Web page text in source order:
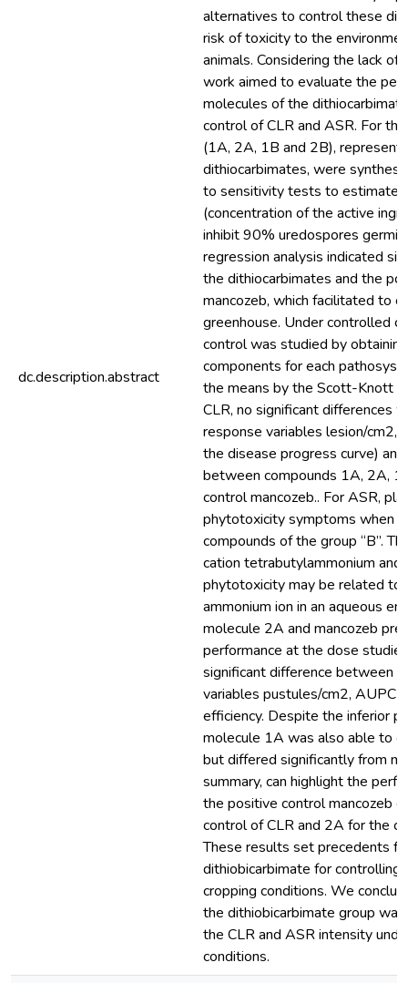
dc.description.abstract
alternatives to control these
risk of toxicity to the
animals. Considering the lack of
work aimed to evaluate the
molecules of the
control of CLR and ASR. For
(1A, 2A, 1B and 2B),
dithiocarbimates, were
to sensitivity tests to estimate
(concentration of the active
inhibit 90% uredospores
regression analysis indicated
the dithiocarbimates and the
mancozeb, which facilitated to
greenhouse. Under controlled
control was studied by
components for each
the means by the Scott-Knott
CLR, no significant differences
response variables lesion/cm2,
the disease progress curve)
between compounds 1A, 2A,
control mancozeb.. For ASR,
phytotoxicity symptoms when
compounds of the group “B”.
cation tetrabutylammonium and
phytotoxicity may be related to
ammonium ion in an aqueous
molecule 2A and mancozeb
performance at the dose
significant difference between
variables pustules/cm2,
efficiency. Despite the inferior
molecule 1A was also able to
but differed significantly from
summary, can highlight the
the positive control mancozeb
control of CLR and 2A for the
These results set precedents
dithiobicarbimate for controlling
cropping conditions. We
the dithiobicarbimate group
the CLR and ASR intensity
conditions.